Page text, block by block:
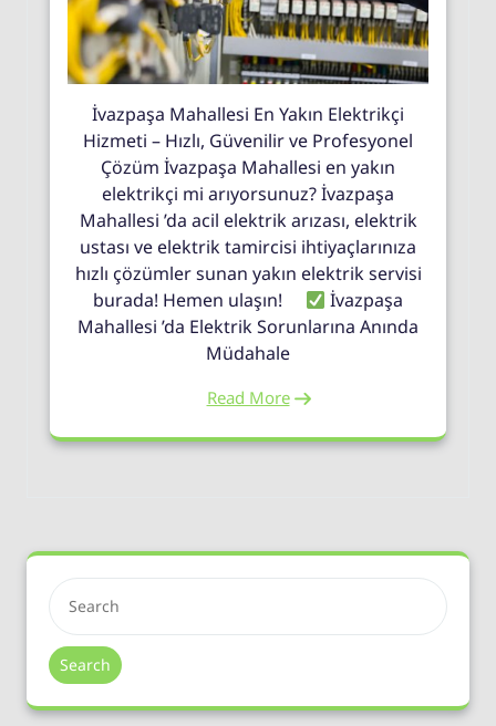
İvazpaşa Mahallesi En Yakın Elektrikçi
Hizmeti – Hızlı, Güvenilir ve Profesyonel
Çözüm İvazpaşa Mahallesi en yakın
elektrikçi mi arıyorsunuz? İvazpaşa
Mahallesi ’da acil elektrik arızası, elektrik
ustası ve elektrik tamircisi ihtiyaçlarınıza
hızlı çözümler sunan yakın elektrik servisi
burada! Hemen ulaşın!
İvazpaşa
Mahallesi ’da Elektrik Sorunlarına Anında
Müdahale
Read More
Search